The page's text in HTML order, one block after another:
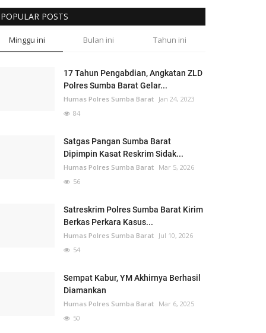
POPULAR POSTS
Minggu ini Bulan ini Tahun ini
17 Tahun Pengabdian, Angkatan ZLD
Polres Sumba Barat Gelar...
Humas Polres Sumba Barat Jan 24, 2023
84
Satgas Pangan Sumba Barat
Dipimpin Kasat Reskrim Sidak...
Humas Polres Sumba Barat Mar 5, 2026
56
Satreskrim Polres Sumba Barat Kirim
Berkas Perkara Kasus...
Humas Polres Sumba Barat Jul 10, 2026
54
Sempat Kabur, YM Akhirnya Berhasil
Diamankan
Humas Polres Sumba Barat Mar 6, 2025
50